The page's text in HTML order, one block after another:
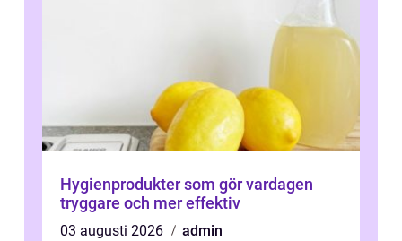
Hygienprodukter som gör vardagen
tryggare och mer effektiv
03 augusti 2026
admin